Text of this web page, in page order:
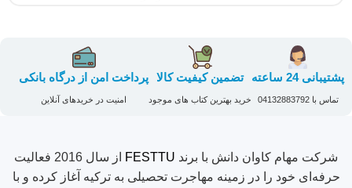
پشتیبانی 24 ساعته
تماس با 04132883792​
تضمین کیفیت کالا
خرید بهترین کتاب های موجود
پرداخت امن از درگاه بانکی
امنیت در خریدهای آنلاین
شرکت مهام کاوان دانش با برند FESTTU
از سال 2016 فعالیت
حرفه‌ای خود را در زمینه مهاجرت تحصیلی به ترکیه آغاز کرده و با